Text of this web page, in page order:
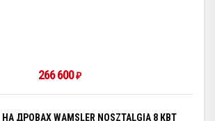
266 600₽
ДРОВАХ WAMSLER NOSZTALGIA 8 КВТ